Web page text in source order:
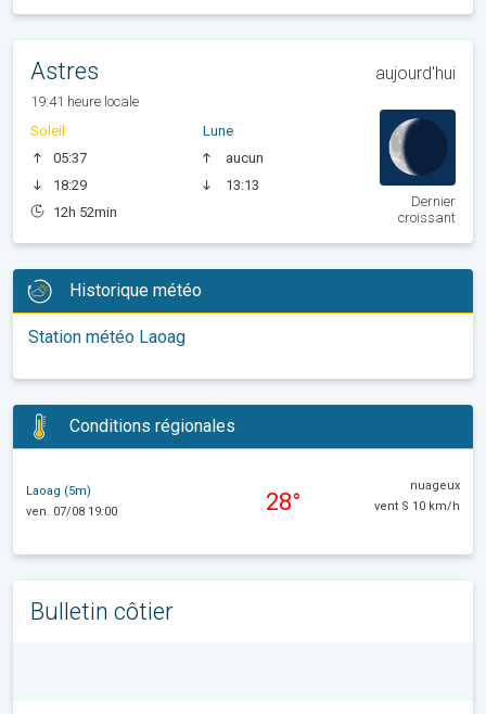
Astres aujourd'hui
19:41 heure locale
Soleil
05:37
18:29
12h 52min
Lune
aucun
13:13
Dernier
croissant
Historique météo
Station météo Laoag
Conditions régionales
Laoag (5m)
ven. 07/08 19:00
28°
nuageux
vent S 10 km/h
Bulletin côtier